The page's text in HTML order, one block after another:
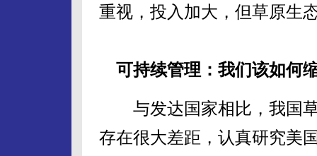
重视，投入加大，但草原生
可持续管理：我们该如何
与发达国家相比，我国草
存在很大差距，认真研究美